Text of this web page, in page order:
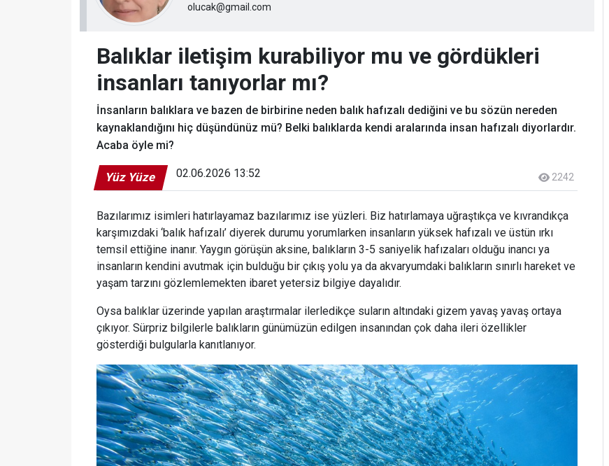
olucak@gmail.com
Balıklar iletişim kurabiliyor mu ve gördükleri
insanları tanıyorlar mı?
İnsanların balıklara ve bazen de birbirine neden balık hafızalı dediğini ve bu sözün nereden
kaynaklandığını hiç düşündünüz mü? Belki balıklarda kendi aralarında insan hafızalı diyorlardır.
Acaba öyle mi?
Yüz Yüze 02.06.2026 13:52 2242
Bazılarımız isimleri hatırlayamaz bazılarımız ise yüzleri. Biz hatırlamaya uğraştıkça ve kıvrandıkça
karşımızdaki ‘balık hafızalı’ diyerek durumu yorumlarken insanların yüksek hafızalı ve üstün ırkı
temsil ettiğine inanır. Yaygın görüşün aksine, balıkların 3-5 saniyelik hafızaları olduğu inancı ya
insanların kendini avutmak için bulduğu bir çıkış yolu ya da akvaryumdaki balıkların sınırlı hareket ve
yaşam tarzını gözlemlemekten ibaret yetersiz bilgiye dayalıdır.
Oysa balıklar üzerinde yapılan araştırmalar ilerledikçe suların altındaki gizem yavaş yavaş ortaya
çıkıyor. Sürpriz bilgilerle balıkların günümüzün edilgen insanından çok daha ileri özellikler
gösterdiği bulgularla kanıtlanıyor.